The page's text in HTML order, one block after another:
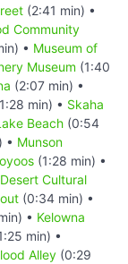
(2:41 min) •
Community
• Museum of
Museum (1:40
(2:07 min) •
min) • Skaha
Beach (0:54
• Munson
(1:28 min) •
Cultural
(0:34 min) •
• Kelowna
min) •
Alley (0:29